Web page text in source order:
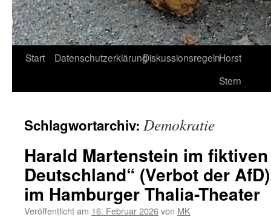
Start DatenschutzerklärungDiskussionsregelnHorst
Stern
Schlagwortarchiv: Demokratie
Harald Martenstein im
Deutschland“ (Verbot der
im Hamburger Thalia-Theater
Veröffentlicht am 16. Februar 2026von MK